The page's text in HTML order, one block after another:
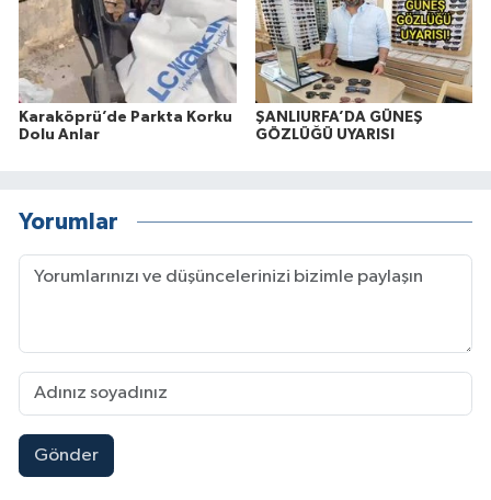
Karaköprü’de Parkta Korku
Dolu Anlar
ŞANLIURFA’DA GÜNEŞ
GÖZLÜĞÜ UYARISI
Yorumlar
Gönder